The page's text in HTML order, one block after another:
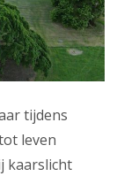
tijdens
leven
kaarslicht